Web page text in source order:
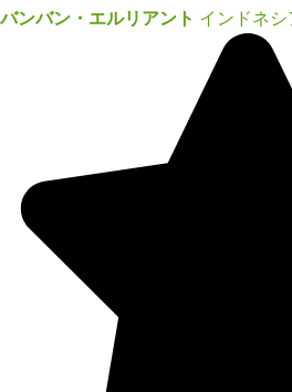
バンバン・エルリアント インドネシ